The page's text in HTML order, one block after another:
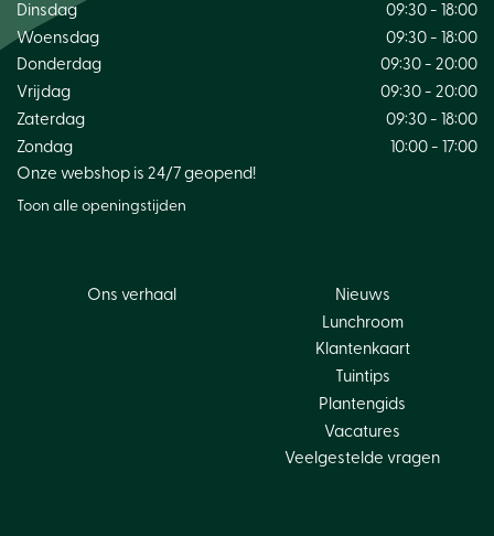
Dinsdag
09:30 - 18:00
Woensdag
09:30 - 18:00
Donderdag
09:30 - 20:00
Vrijdag
09:30 - 20:00
Zaterdag
09:30 - 18:00
Zondag
10:00 - 17:00
Onze webshop is 24/7 geopend!
Toon alle openingstijden
Ons verhaal
Nieuws
Lunchroom
Klantenkaart
Tuintips
Plantengids
Vacatures
Veelgestelde vragen